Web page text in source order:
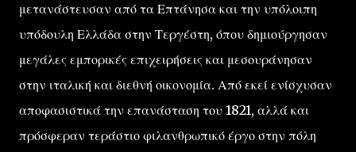
μετανάστευσαν από τα Επτάνησα και την υπόλοιπη
υπόδουλη Ελλάδα στην Τεργέστη, όπου δημιούργησαν
μεγάλες εμπορικές επιχειρήσεις και μεσουράνησαν
στην ιταλική και διεθνή οικονομία. Από εκεί ενίσχυσαν
αποφασιστικά την επανάσταση του 1821, αλλά και
πρόσφεραν τεράστιο φιλανθρωπικό έργο στην πόλη